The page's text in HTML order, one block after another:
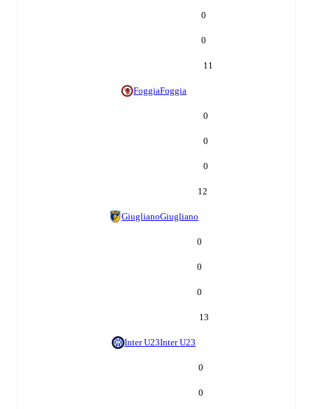
0
0
11
FoggiaFoggia
0
0
0
12
GiuglianoGiugliano
0
0
0
13
Inter U23Inter U23
0
0